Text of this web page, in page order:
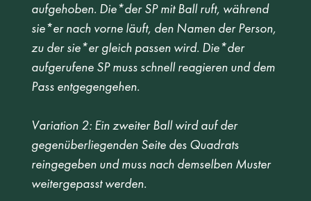
aufgehoben. Die*der SP mit Ball ruft, während
sie*er nach vorne läuft, den Namen der Person,
zu der sie*er gleich passen wird. Die*der
aufgerufene SP muss schnell reagieren und dem
Pass entgegengehen.
Variation 2: Ein zweiter Ball wird auf der
gegenüberliegenden Seite des Quadrats
reingegeben und muss nach demselben Muster
weitergepasst werden.